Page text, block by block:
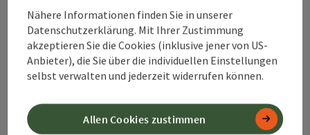
Nähere Informationen finden Sie in unserer
Datenschutzerklärung. Mit Ihrer Zustimmung
akzeptieren Sie die Cookies (inklusive jener von US-
Anbieter), die Sie über die individuellen Einstellungen
selbst verwalten und jederzeit widerrufen können.
Allen Cookies zustimmen